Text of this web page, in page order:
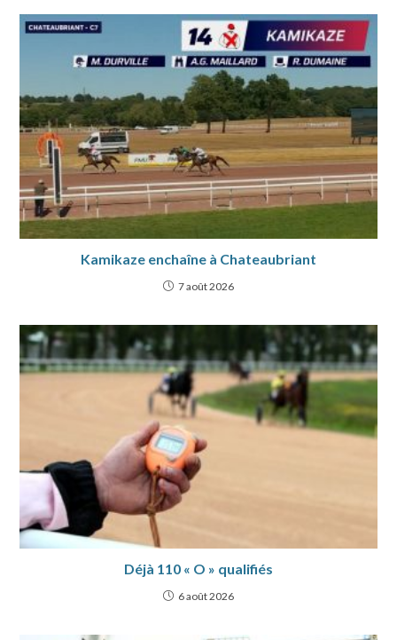
Kamikaze enchaîne à Chateaubriant
7 août 2026
Déjà 110 « O » qualifiés
6 août 2026